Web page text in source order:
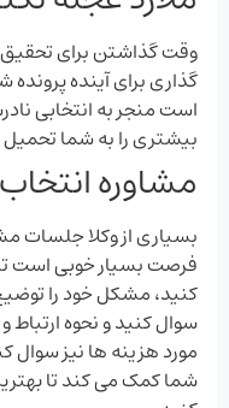
وقت گذاشتن برای
‌گذاری برای آینده
است منجر به انتخابی
بیشتری را به شما
مشاوره
بسیاری از وکلا جلسات
فرصت بسیار خوبی است
کنید، مشکل خود را
سوال کنید و نحوه ارتباط
مورد هزینه‌ ها نیز سوال
شما کمک می ‌کند تا